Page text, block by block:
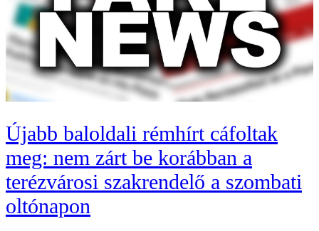
Újabb baloldali rémhírt cáfoltak
meg: nem zárt be korábban a
terézvárosi szakrendelő a szombati
oltónapon